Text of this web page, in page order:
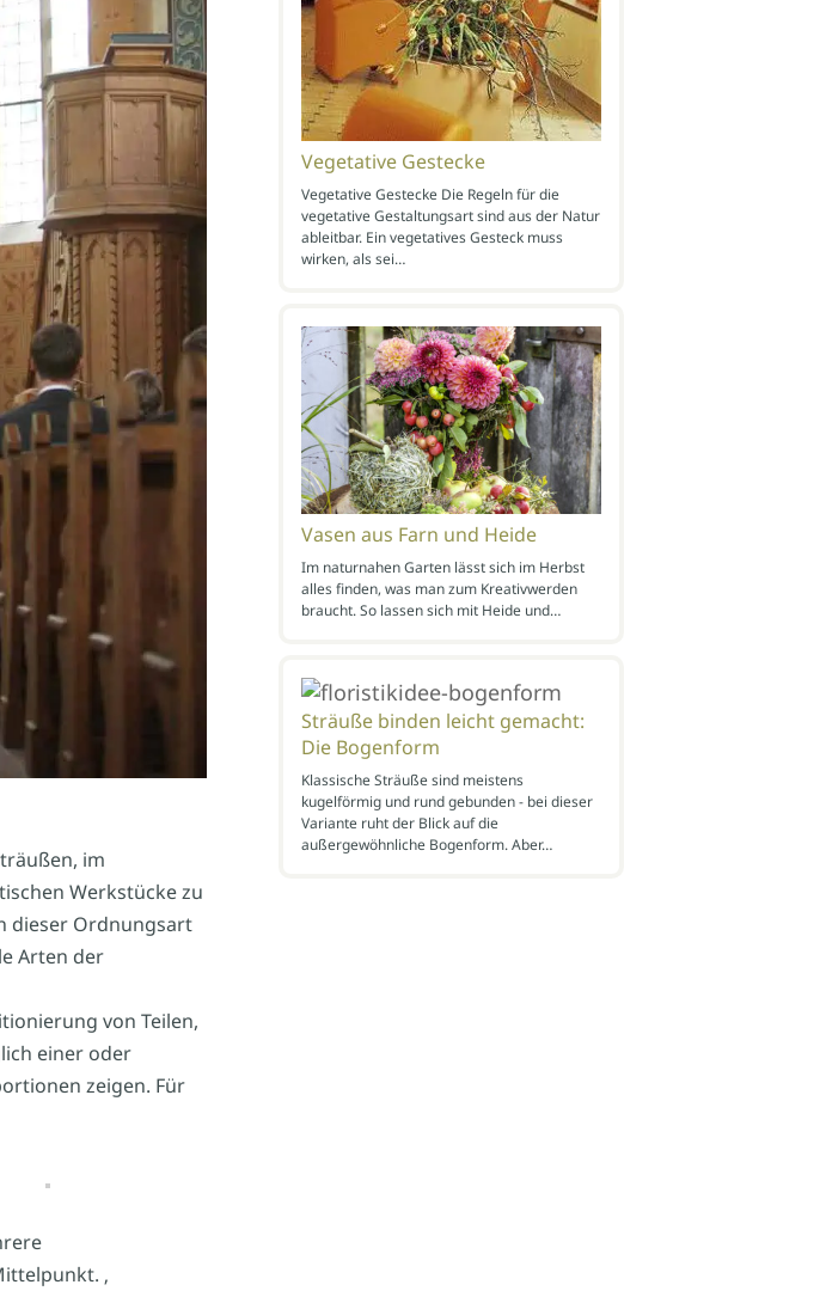
im
Werkstücke zu
dieser Ordnungsart
Arten der
von Teilen,
einer oder
zeigen. Für
‚
Vegetative Gestecke
Vegetative Gestecke Die Regeln für die
vegetative Gestaltungsart sind aus der Natur
ableitbar. Ein vegetatives Gesteck muss
wirken, als sei…
Vasen aus Farn und Heide
Im naturnahen Garten lässt sich im Herbst
alles finden, was man zum Kreativwerden
braucht. So lassen sich mit Heide und…
Sträuße binden leicht gemacht:
Die Bogenform
Klassische Sträuße sind meistens
kugelförmig und rund gebunden - bei dieser
Variante ruht der Blick auf die
außergewöhnliche Bogenform. Aber…